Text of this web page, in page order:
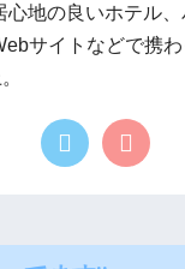
心地の良いホテル
サイトなどで携